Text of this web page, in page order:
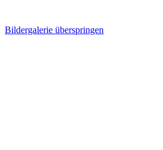
Bildergalerie überspringen